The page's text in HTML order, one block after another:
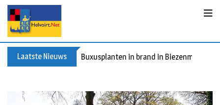
Laatste Nieuws Buxusplanten in brand in Biezenmortel,